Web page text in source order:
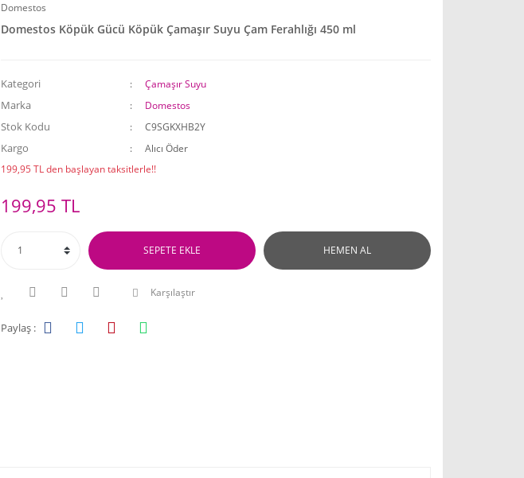
Domestos
Domestos Köpük Gücü Köpük Çamaşır Suyu Çam Ferahlığı 450 ml
Kategori Çamaşır Suyu
Marka Domestos
Stok Kodu C9SGKXHB2Y
Kargo
Alıcı Öder
199,95 TL den başlayan taksitlerle!!
199,95 TL
SEPETE EKLE HEMEN AL
Karşılaştır
Paylaş :